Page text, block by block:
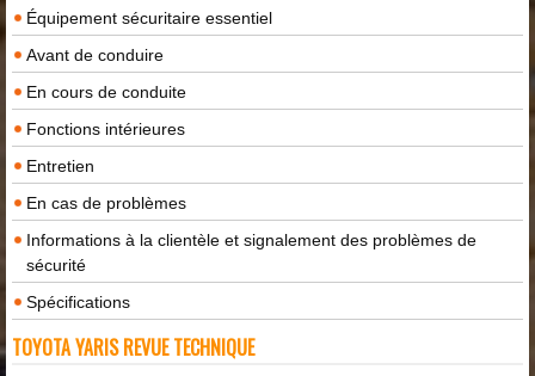
Équipement sécuritaire essentiel
Avant de conduire
En cours de conduite
Fonctions intérieures
Entretien
En cas de problèmes
Informations à la clientèle et signalement des problèmes de
sécurité
Spécifications
TOYOTA YARIS REVUE TECHNIQUE